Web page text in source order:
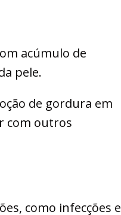
acúmulo de
pele.
de gordura em
com outros
como infecções e